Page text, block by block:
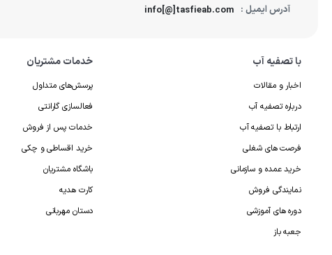
آدرس ایمیل : info[@]tasfieab.com
با تصفیه آب
اخبار و مقالات
درباره تصفیه آب
ارتباط با تصفیه آب
فرصت های شغلی
خرید عمده و سازمانی
نمایندگی فروش
دوره های آموزشی
جعبه باز
خدمات مشتریان
پرسش‌های متداول
فعالسازی گارانتی
خدمات پس از فروش
خرید اقساطی و چکی
باشگاه مشتریان
کارت هدیه
دستان مهربانی